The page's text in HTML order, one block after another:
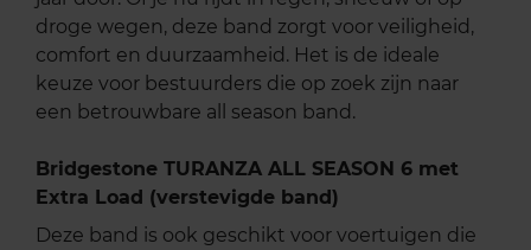
droge wegen, deze band zorgt voor veiligheid,
comfort en duurzaamheid. Het is de ideale
keuze voor bestuurders die op zoek zijn naar
een betrouwbare all season band.
Bridgestone TURANZA ALL SEASON 6 met
Extra Load (verstevigde band)
Deze band is ook geschikt voor voertuigen die